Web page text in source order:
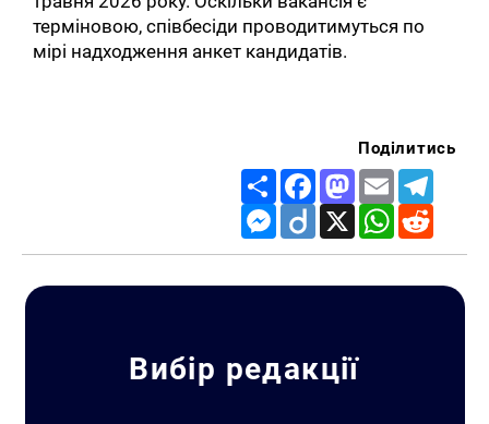
терміновою, співбесіди проводитимуться по
мірі надходження анкет кандидатів.
Поділитись
Share FacebookMastodon
Email
Messenger
Diigo X WhatsApp
Вибір редакції